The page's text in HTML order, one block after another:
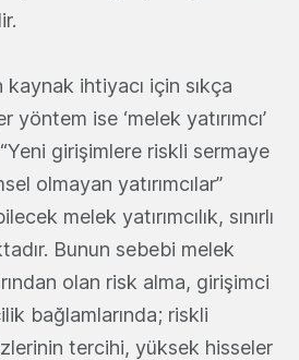
ihtiyacı için sıkça
ise ‘melek yatırımcı’
girişimlere riskli sermaye
olmayan yatırımcılar”
melek yatırımcılık, sınırlı
Bunun sebebi melek
olan risk alma, girişimci
bağlamlarında; riskli
tercihi, yüksek hisseler